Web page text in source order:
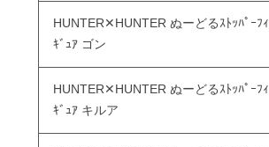
HUNTER✕HUNTER ぬーどるｽﾄｯﾊﾟｰﾌｨ
ｷﾞｭｱ ゴン
HUNTER✕HUNTER ぬーどるｽﾄｯﾊﾟｰﾌｨ
ｷﾞｭｱ キルア